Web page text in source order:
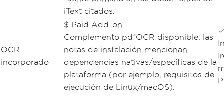
iText citados.
OCR
incorporado
$ Paid Add-on
Complemento pdfOCR disponible; las
notas de instalación mencionan
dependencias nativas/específicas de la
plataforma (por ejemplo, requisitos de
ejecución de Linux/macOS).